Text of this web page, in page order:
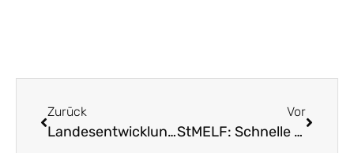
Zurück
Landesentwicklungsprogramm: Plädoyer für einen Neustart
Vor
StMELF: Schnelle Hilfe für Verbesserungen in ländlichen Gemeinden (Fristende 13. Mai)